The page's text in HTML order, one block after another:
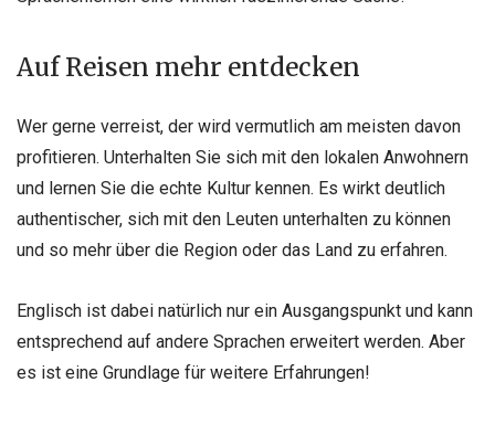
Auf Reisen mehr entdecken
Wer gerne verreist, der wird vermutlich am meisten davon
profitieren. Unterhalten Sie sich mit den lokalen Anwohnern
und lernen Sie die echte Kultur kennen. Es wirkt deutlich
authentischer, sich mit den Leuten unterhalten zu können
und so mehr über die Region oder das Land zu erfahren.
Englisch ist dabei natürlich nur ein Ausgangspunkt und kann
entsprechend auf andere Sprachen erweitert werden. Aber
es ist eine Grundlage für weitere Erfahrungen!